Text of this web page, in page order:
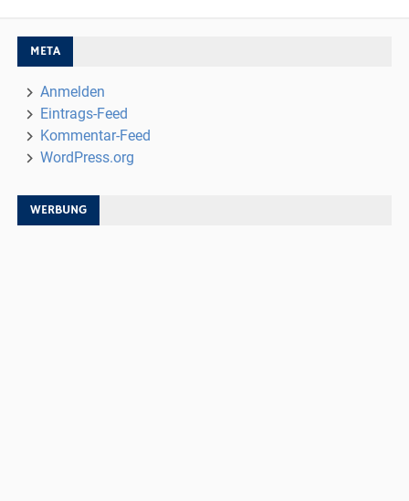
META
Anmelden
Eintrags-Feed
Kommentar-Feed
WordPress.org
WERBUNG